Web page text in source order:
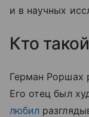
и в научных
Кто
Герман Роршах
Его отец был
любил